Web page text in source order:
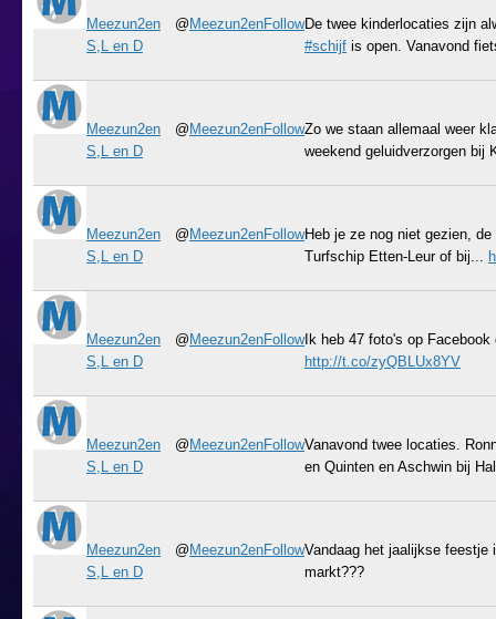
Meezun2en
S,L en D
@ Meezun2enFollowDe twee kinderlocaties zijn
#schijf is open. Vanavond
Meezun2en
S,L en D
@ Meezun2enFollowZo we staan allemaal weer
weekend geluidverzorgen bij
Meezun2en
S,L en D
@ Meezun2enFollowHeb je ze nog niet gezien,
Turfschip Etten-Leur of bij...
Meezun2en
S,L en D
@ Meezun2enFollowIk heb 47 foto's op
http://t.co/zyQBLUx8YV
Meezun2en
S,L en D
@ Meezun2enFollowVanavond twee locaties.
en Quinten en Aschwin bij
Meezun2en
S,L en D
@ Meezun2enFollowVandaag het jaalijkse feestje
markt???